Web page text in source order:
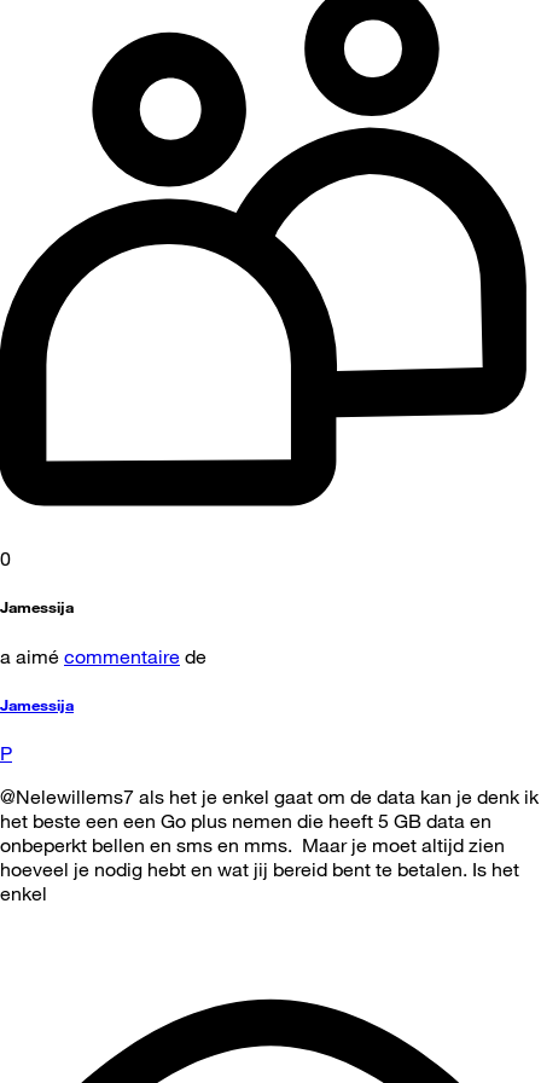
0
Jamessija
a aimé commentaire de
Jamessija
P
@Nelewillems7 als het je enkel gaat om de data kan je denk ik
het beste een een Go plus nemen die heeft 5 GB data en
onbeperkt bellen en sms en mms. Maar je moet altijd zien
hoeveel je nodig hebt en wat jij bereid bent te betalen. Is het
enkel